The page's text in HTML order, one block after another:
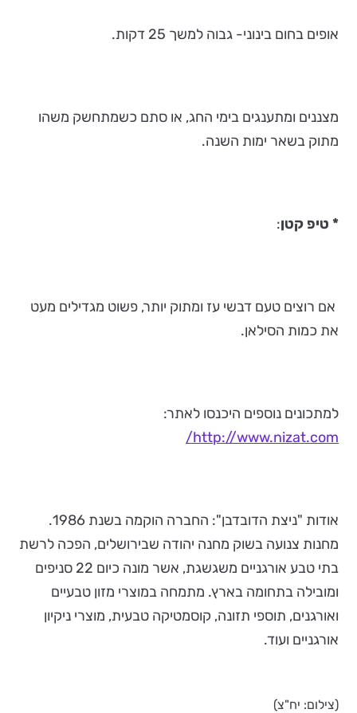
אופים בחום בינוני- גבוה למשך 25 דקות.
מצננים ומתענגים בימי החג, או סתם כשמתחשק משהו
מתוק בשאר ימות השנה.
* טיפ קטן:
אם רוצים טעם דבשי עז ומתוק יותר, פשוט מגדילים מעט
את כמות הסילאן.
למתכונים נוספים היכנסו לאתר:
http://www.nizat.com/
אודות "ניצת הדובדבן": החברה הוקמה בשנת 1986.
מחנות צנועה בשוק מחנה יהודה שבירושלים, הפכה לרשת
בתי טבע אורגניים משגשגת, אשר מונה כיום 22 סניפים
ומובילה בתחומה בארץ. מתמחה במוצרי מזון טבעיים
ואורגנים, תוספי תזונה, קוסמטיקה טבעית, מוצרי ניקיון
אורגניים ועוד.
(צילום: יח"צ)